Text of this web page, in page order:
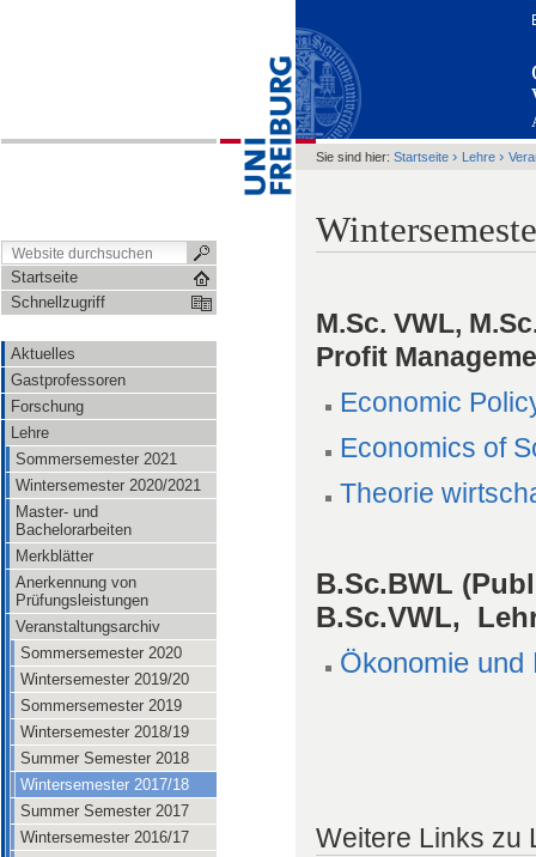
Startseite
Schnellzugriff
Aktuelles
Gastprofessoren
Forschung
Lehre
Sommersemester 2021
Wintersemester 2020/2021
Master- und
Bachelorarbeiten
Merkblätter
Anerkennung von
Prüfungsleistungen
Veranstaltungsarchiv
Sommersemester 2020
Wintersemester 2019/20
Sommersemester 2019
Wintersemester 2018/19
Summer Semester 2018
Wintersemester 2017/18
Summer Semester 2017
Wintersemester 2016/17
Sie sind hier: Startseite › Lehre ›
M.Sc. VWL,
Profit
Economic
Economics of
Theorie
B.Sc.BWL
B.Sc.VWL,
Ökonomie und
Weitere Links zu